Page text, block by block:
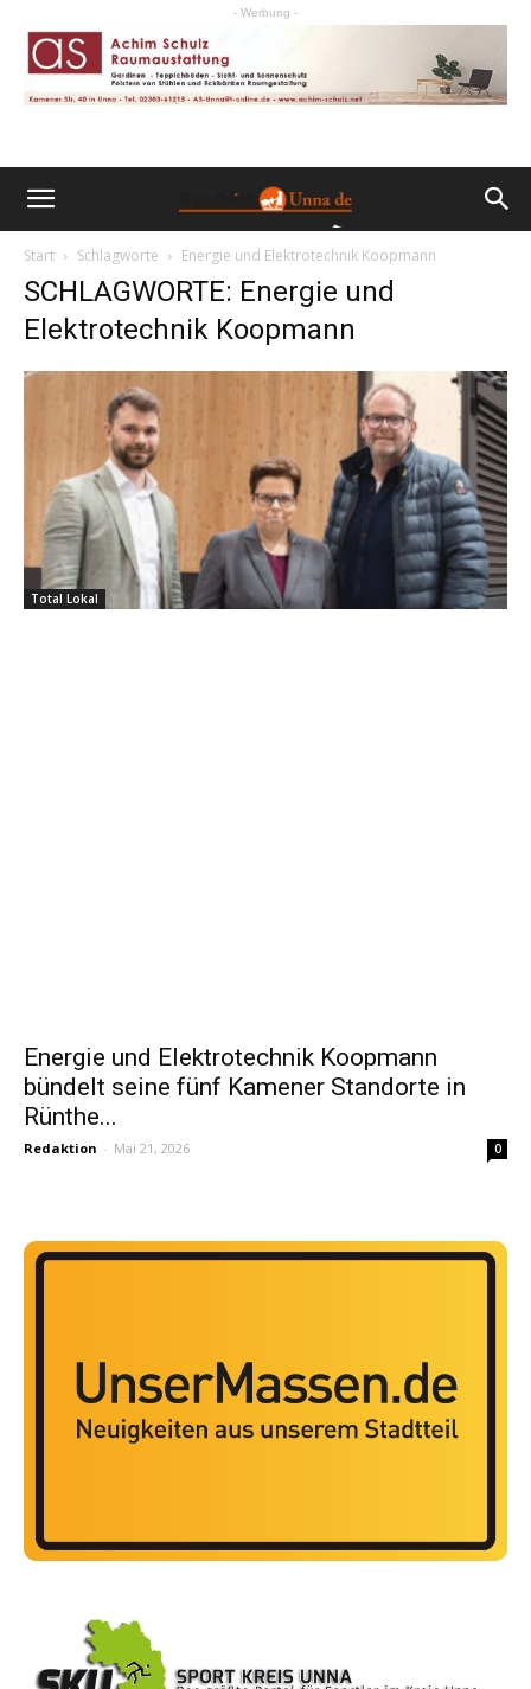
- Werbung -
Start Schlagworte Energie und Elektrotechnik Koopmann
SCHLAGWORTE: Energie und
Elektrotechnik Koopmann
Total Lokal
Energie und Elektrotechnik Koopmann
bündelt seine fünf Kamener Standorte in
Rünthe...
Redaktion - Mai 21, 2026 0